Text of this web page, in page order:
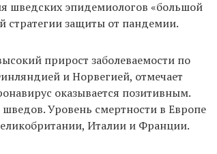
шведских эпидемиологов «большой
стратегии защиты от пандемии.
прирост заболеваемости по
и Норвегией, отмечает
оказывается позитивным.
Уровень смертности в Европе
Италии и Франции.